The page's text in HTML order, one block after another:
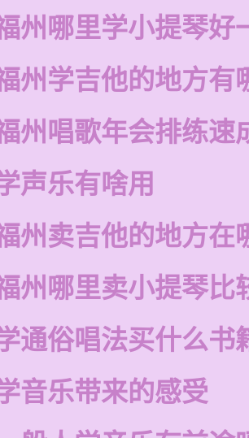
州哪里学小提琴好
州学吉他的地方有
州唱歌年会排练速
声乐有啥用
州卖吉他的地方在
州哪里卖小提琴比
通俗唱法买什么书
音乐带来的感受